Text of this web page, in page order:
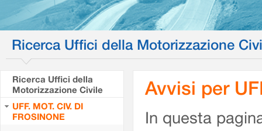
Ricerca Uffici della Motorizzazione
Ricerca Uffici della
Motorizzazione Civile
UFF. MOT. CIV. DI
FROSINONE
Avvisi per
In questa